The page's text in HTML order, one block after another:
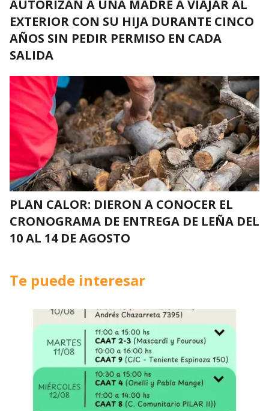
AUTORIZAN A UNA MADRE A VIAJAR AL
EXTERIOR CON SU HIJA DURANTE CINCO
AÑOS SIN PEDIR PERMISO EN CADA
SALIDA
PLAN CALOR: DIERON A CONOCER EL
CRONOGRAMA DE ENTREGA DE LEÑA DEL
10 AL 14 DE AGOSTO
Te puede interesar